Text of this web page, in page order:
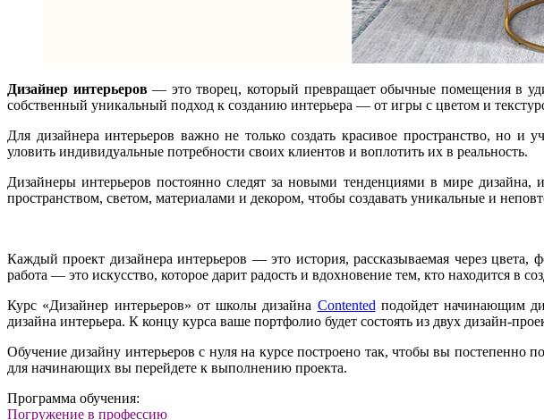
Дизайнер интерьеров— это творец, который превращает обычные помещения в
собственный уникальный подход к созданию интерьера — от игры с цветом и
Для дизайнера интерьеров важно не только создать красивое пространство, но
уловить индивидуальные потребности своих клиентов и воплотить их в реальность.
Дизайнеры интерьеров постоянно следят за новыми тенденциями в мире дизайна,
пространством, светом, материалами и декором, чтобы создавать уникальные и
Каждый проект дизайнера интерьеров — это история, рассказываемая через
работа — это искусство, которое дарит радость и вдохновение тем, кто находится в
Курс «Дизайнер интерьеров» от школы дизайна Contented подойдет начинающим
дизайна интерьера. К концу курса ваше портфолио будет состоять из двух дизайн-
Обучение дизайну интерьеров с нуля на курсе построено так, чтобы вы постепенно
для начинающих вы перейдете к выполнению проекта.
Программа обучения:
Погружение в профессию